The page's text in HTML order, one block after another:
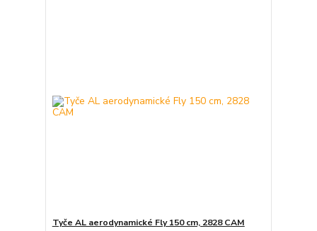
Tyče AL aerodynamické Fly 150 cm, 2828 CAM